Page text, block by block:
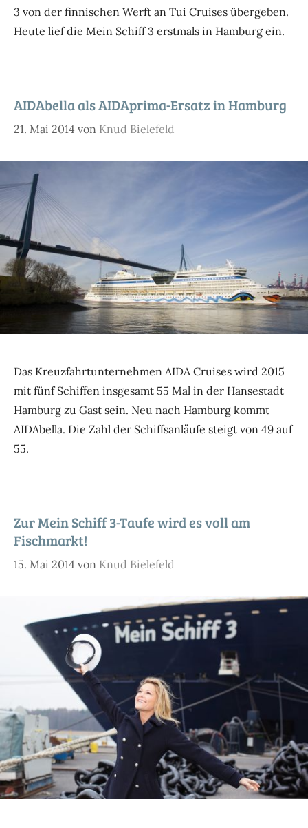
3 von der finnischen Werft an Tui Cruises übergeben.
Heute lief die Mein Schiff 3 erstmals in Hamburg ein.
AIDAbella als AIDAprima-Ersatz in Hamburg
21. Mai 2014 von Knud Bielefeld
Das Kreuzfahrtunternehmen AIDA Cruises wird 2015
mit fünf Schiffen insgesamt 55 Mal in der Hansestadt
Hamburg zu Gast sein. Neu nach Hamburg kommt
AIDAbella. Die Zahl der Schiffsanläufe steigt von 49 auf
55.
Zur Mein Schiff 3-Taufe wird es voll am
Fischmarkt!
15. Mai 2014 von Knud Bielefeld